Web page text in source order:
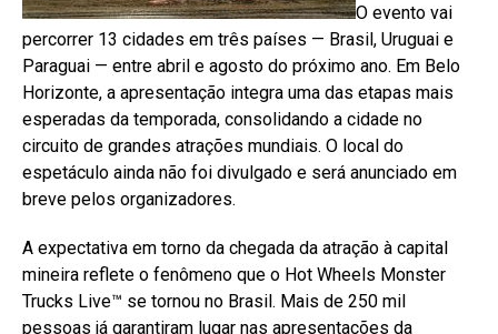
O evento vai
percorrer 13 cidades em três países — Brasil, Uruguai e
Paraguai — entre abril e agosto do próximo ano. Em Belo
Horizonte, a apresentação integra uma das etapas mais
esperadas da temporada, consolidando a cidade no
circuito de grandes atrações mundiais. O local do
espetáculo ainda não foi divulgado e será anunciado em
breve pelos organizadores.
A expectativa em torno da chegada da atração à capital
mineira reflete o fenômeno que o Hot Wheels Monster
Trucks Live™ se tornou no Brasil. Mais de 250 mil
pessoas já garantiram lugar nas apresentações da